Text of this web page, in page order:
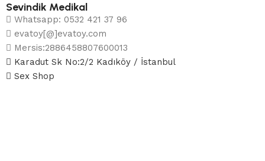
Sevindik Medikal
Whatsapp: 0532 421 37 96
evatoy[@]evatoy.com
Mersis:2886458807600013
Karadut Sk No:2/2 Kadıköy / İstanbul
Sex Shop